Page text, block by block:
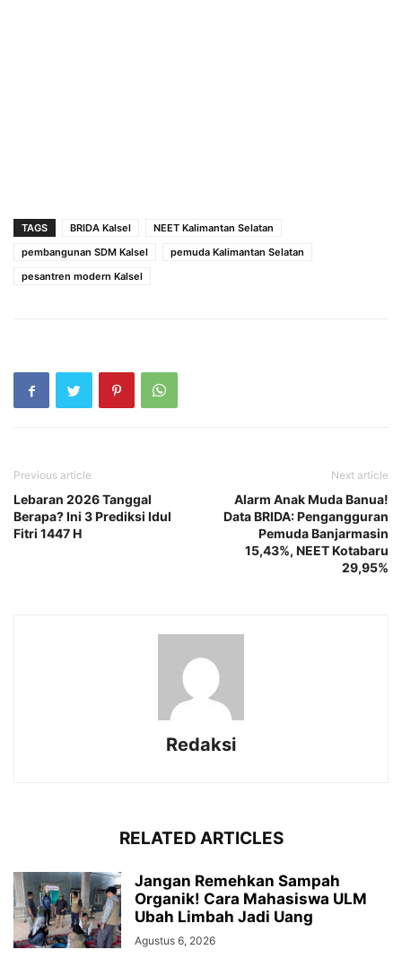
TAGS BRIDA Kalsel
NEET Kalimantan Selatan
pembangunan SDM Kalsel
pemuda Kalimantan Selatan
pesantren modern Kalsel
Previous article
Lebaran 2026 Tanggal
Berapa? Ini 3 Prediksi Idul
Fitri 1447 H
Next article
Alarm Anak Muda Banua!
Data BRIDA: Pengangguran
Pemuda Banjarmasin
15,43%, NEET Kotabaru
29,95%
Redaksi
RELATED ARTICLES
Jangan Remehkan Sampah
Organik! Cara Mahasiswa ULM
Ubah Limbah Jadi Uang
Agustus 6, 2026